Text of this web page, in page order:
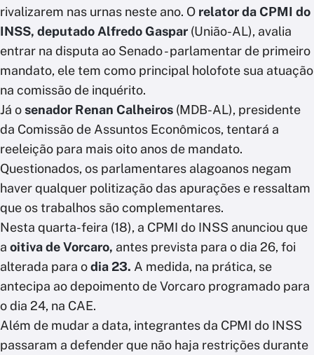
rivalizarem nas urnas neste ano. O relator da CPMI do
INSS, deputado Alfredo Gaspar (União-AL), avalia
entrar na disputa ao Senado - parlamentar de primeiro
mandato, ele tem como principal holofote sua atuação
na comissão de inquérito.
Já osenador Renan Calheiros (MDB-AL), presidente
da Comissão de Assuntos Econômicos, tentará a
reeleição para mais oito anos de mandato.
Questionados, os parlamentares alagoanos negam
haver qualquer politização das apurações e ressaltam
que os trabalhos são complementares.
Nesta quarta-feira (18), a CPMI do INSS anunciou que
a oitiva de Vorcaro, antes prevista para o dia 26, foi
alterada para odia 23. A medida, na prática, se
antecipa ao depoimento de Vorcaro programado para
o dia 24, na CAE.
Além de mudar a data, integrantes da CPMI do INSS
passaram a defender que não haja restrições durante